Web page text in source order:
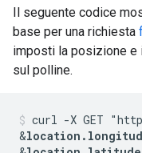
Il seguente codice
base per una richiesta
imposti la posizione e
sul polline.
curl -X GET
&